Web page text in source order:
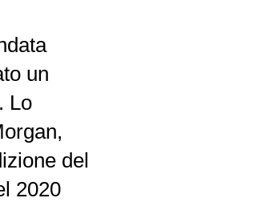
un
Lo
del
2020